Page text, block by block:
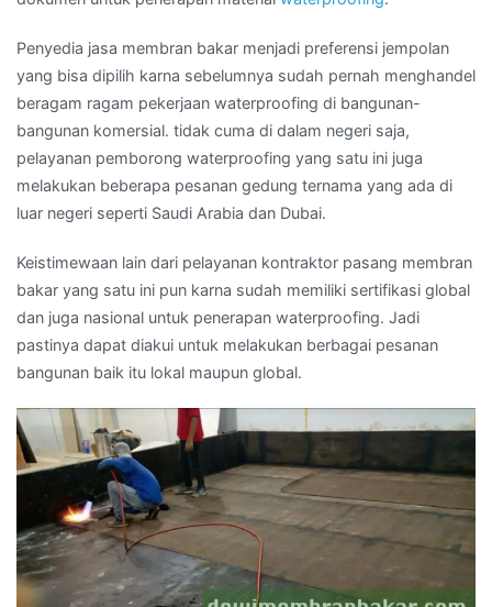
Penyedia jasa membran bakar menjadi preferensi jempolan
yang bisa dipilih karna sebelumnya sudah pernah menghandel
beragam ragam pekerjaan waterproofing di bangunan-
bangunan komersial. tidak cuma di dalam negeri saja,
pelayanan pemborong waterproofing yang satu ini juga
melakukan beberapa pesanan gedung ternama yang ada di
luar negeri seperti Saudi Arabia dan Dubai.
Keistimewaan lain dari pelayanan kontraktor pasang membran
bakar yang satu ini pun karna sudah memiliki sertifikasi global
dan juga nasional untuk penerapan waterproofing. Jadi
pastinya dapat diakui untuk melakukan berbagai pesanan
bangunan baik itu lokal maupun global.